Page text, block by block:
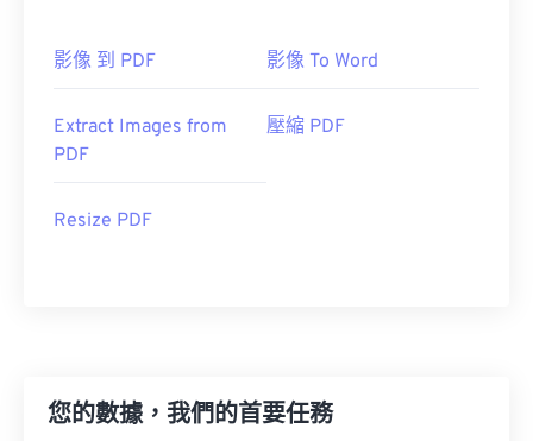
影像 到 PDF 影像 To Word
Extract Images from
PDF
壓縮 PDF
Resize PDF
您的數據，我們的首要任務